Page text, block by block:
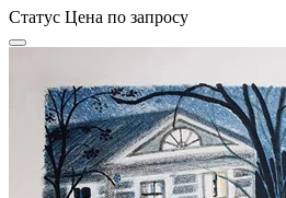
Статус Цена по запросу